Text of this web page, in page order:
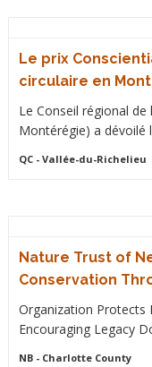
Le prix
circulaire en
Le Conseil régional de
Montérégie) a dévoilé
QC- Vallée-du-Richelieu
Nature Trust of
Conservation
Organization Protects
Encouraging Legacy
NB- Charlotte County